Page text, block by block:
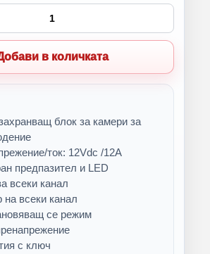
в количката
блок за камери за
ток: 12Vdc /12A
предпазител и LED
всеки канал
всеки канал
се режим
с ключ